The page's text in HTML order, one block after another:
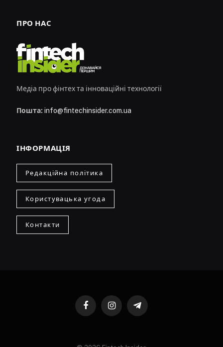
ПРО НАС
Медіа про фінтех та інноваційні технології
Пошта: info@fintechinsider.com.ua
ІНФОРМАЦІЯ
Редакційна політика
Користувацька угода
Контакти
FacebookInstagramTelegram